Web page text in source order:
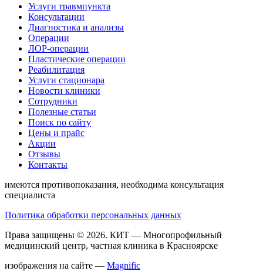
Услуги травмпункта
Консультации
Диагностика и анализы
Операции
ЛОР-операции
Пластические операции
Реабилитация
Услуги стационара
Новости клиники
Сотрудники
Полезные статьи
Поиск по сайту
Цены и прайс
Акции
Отзывы
Контакты
имеются противопоказания, необходима консультация
специалиста
Политика обработки персональных данных
Права защищены © 2026. КИТ — Многопрофильный
медицинский центр, частная клиника в Красноярске
изображения на сайте — Magnific